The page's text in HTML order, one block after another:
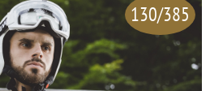
130/385